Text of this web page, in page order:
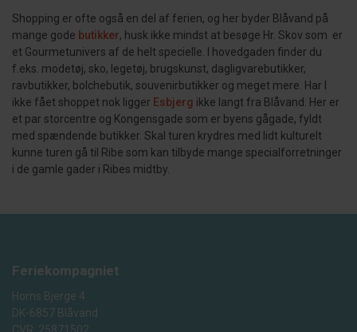
Shopping er ofte også en del af ferien, og her byder Blåvand på
mange gode butikker, husk ikke mindst at besøge Hr. Skov som er
et Gourmetunivers af de helt specielle. I hovedgaden finder du
f.eks. modetøj, sko, legetøj, brugskunst, dagligvarebutikker,
ravbutikker, bolchebutik, souvenirbutikker og meget mere. Har I
ikke fået shoppet nok ligger Esbjerg ikke langt fra Blåvand. Her er
et par storcentre og Kongensgade som er byens gågade, fyldt
med spændende butikker. Skal turen krydres med lidt kulturelt
kunne turen gå til Ribe som kan tilbyde mange specialforretninger
i de gamle gader i Ribes midtby.
Feriekompagniet
Horns Bjerge 4
DK-6857 Blåvand